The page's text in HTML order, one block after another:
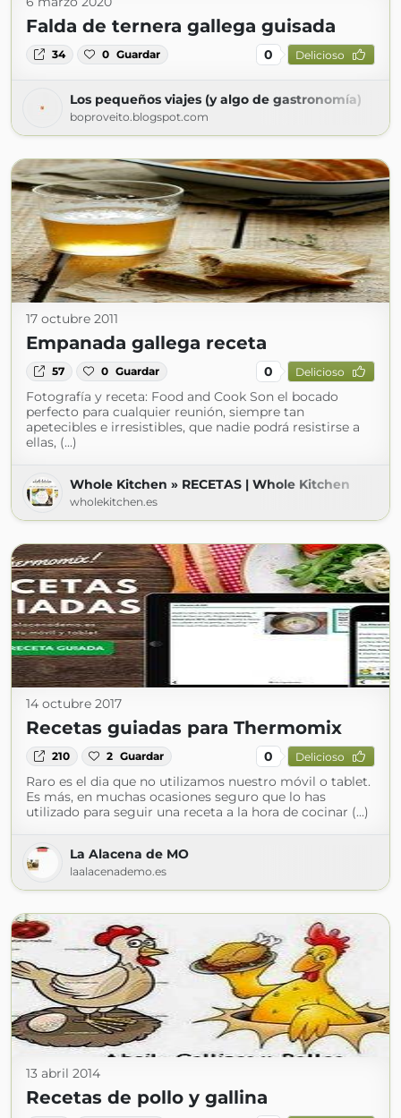
Falda de ternera gallega guisada
34 0 Guardar 0 Delicioso
Los pequeños viajes (y algo de gastronomía)
boproveito.blogspot.com
17 octubre 2011
Empanada gallega receta
57 0 Guardar 0 Delicioso
Fotografía y receta: Food and Cook Son el bocado
perfecto para cualquier reunión, siempre tan
apetecibles e irresistibles, que nadie podrá resistirse a
ellas, (...)
Whole Kitchen » RECETAS | Whole Kitchen
wholekitchen.es
14 octubre 2017
Recetas guiadas para Thermomix
210 2 Guardar 0 Delicioso
Raro es el dia que no utilizamos nuestro móvil o tablet.
Es más, en muchas ocasiones seguro que lo has
utilizado para seguir una receta a la hora de cocinar (...)
La Alacena de MO
laalacenademo.es
13 abril 2014
Recetas de pollo y gallina